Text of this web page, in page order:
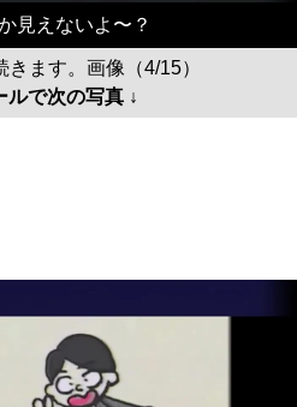
見えないよ〜？
きます。画像（4/15）
ルで次の写真 ↓